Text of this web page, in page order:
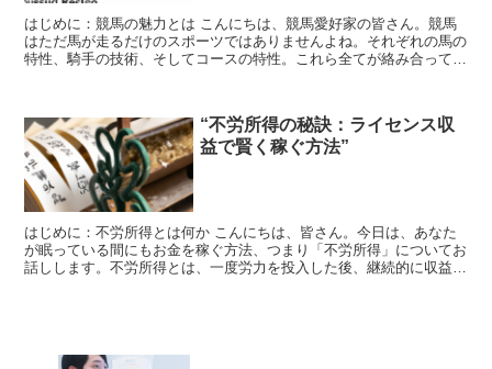
はじめに：競馬の魅力とは こんにちは、競馬愛好家の皆さん。競馬
はただ馬が走るだけのスポーツではありませんよね。それぞれの馬の
特性、騎手の技術、そしてコースの特性。これら全てが絡み合って、
“不労所得の秘訣：ライセンス収
益で賢く稼ぐ方法”
はじめに：不労所得とは何か こんにちは、皆さん。今日は、あなた
が眠っている間にもお金を稼ぐ方法、つまり「不労所得」についてお
話しします。不労所得とは、一度労力を投入した後、継続的に収益を